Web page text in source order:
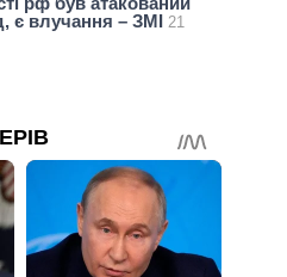
є влучання – ЗМІ 21